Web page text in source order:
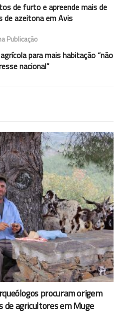
de furto e apreende mais de
de azeitona em Avis
Publicação
para mais habitação “não
nacional”
procuram origem
de agricultores em Muge